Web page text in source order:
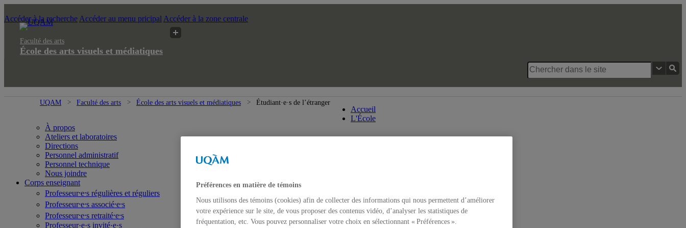
Accéder à la recherche Accéder au menu pricipal Accéder à la zone centrale
Faculté des arts
École des arts visuels et médiatiques
UQAM Faculté des arts École des arts visuels et médiatiques Étudiant·e·s de l’étranger
Accueil
L'École
À propos
Ateliers et laboratoires
Directions
Personnel administratif
Personnel technique
Nous joindre
Corps enseignant
Professeur⸱e⸱s régulières et réguliers
Professeur⸱e⸱s associé⸱e⸱s
Professeur⸱e⸱s retraité⸱e⸱s
Professeur·e·s invité·e·s
Préférences en matière de témoins
Nous utilisons des témoins (cookies) afin de collecter des informations qui nous permettent d’améliorer
votre expérience sur le site, de vous proposer des contenus vidéo, d’analyser les statistiques de
fréquentation, etc. Vous pouvez personnaliser votre choix en sélectionnant « Préférences ».